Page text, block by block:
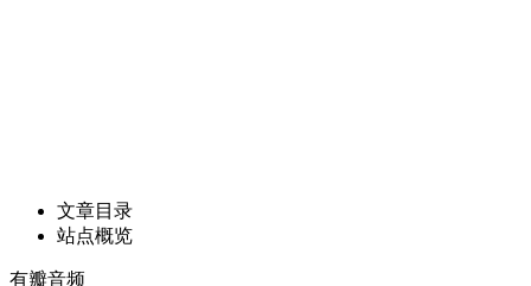
文章目录
站点概览
有瓣音频